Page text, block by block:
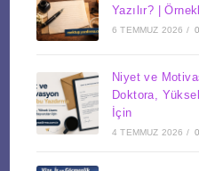
Yazılır? |
6 TEMMUZ 2026 /
Niyet ve
Doktora,
İçin
4 TEMMUZ 2026 /